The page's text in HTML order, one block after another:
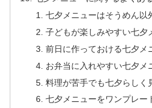
七夕メニューはそうめん以
子どもが楽しみやすい七夕
前日に作っておける七夕メ
お弁当に入れやすい七夕メ
料理が苦手でも七夕らしく
七夕メニューをワンプレー